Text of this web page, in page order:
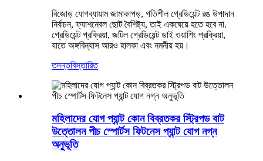
বিজোড় যোগব্যায়াম জামাকাপড়, গতিশীল গ্রেডিয়েন্ট রঙ উপাদান
নির্বাচন, ফ্যাশনেবল ছোট বৈশিষ্ট্য, তাই একঘেয়ে হতে হবে না.
গ্রেডিয়েন্ট প্রক্রিয়া, জটিল গ্রেডিয়েন্ট ডাই ওয়াশিং প্রক্রিয়া,
যাতে অঙ্গবিন্যাস আরও হালকা এবং নমনীয় হয়।
তদন্তবিস্তারিত
মহিলাদের যোগ প্যান্ট কোন বিব্রতকর স্ট্রিপড বাট
উত্তোলন পীচ স্পোর্টস ফিটনেস প্যান্ট যোগ নগ্ন
অনুভূতি